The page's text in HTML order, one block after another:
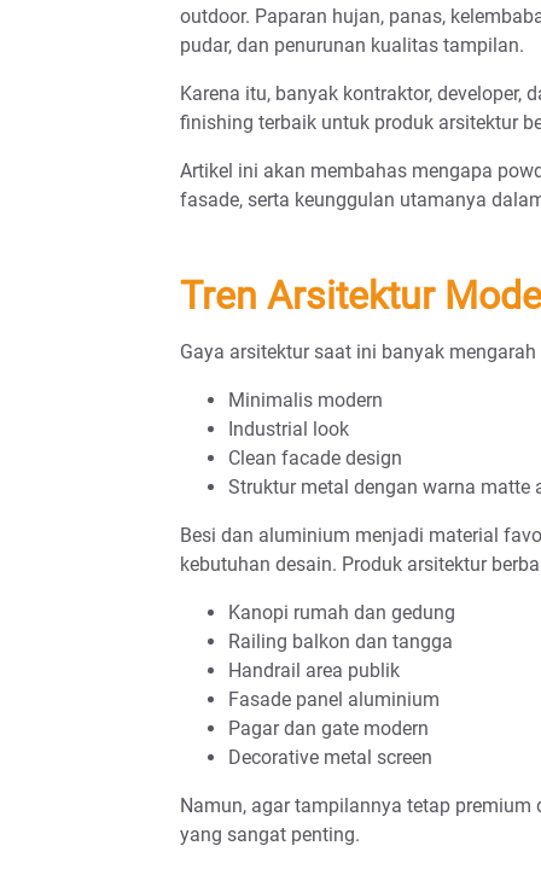
outdoor. Paparan hujan, panas,
pudar, dan penurunan kualitas tampilan.
Karena itu, banyak kontraktor,
finishing terbaik untuk produk arsitektur
Artikel ini akan membahas mengapa
fasade, serta keunggulan utamanya
Tren Arsitektur
Gaya arsitektur saat ini banyak
Minimalis modern
Industrial look
Clean facade design
Struktur metal dengan warna matte
Besi dan aluminium menjadi material
kebutuhan desain. Produk arsitektur
Kanopi rumah dan gedung
Railing balkon dan tangga
Handrail area publik
Fasade panel aluminium
Pagar dan gate modern
Decorative metal screen
Namun, agar tampilannya tetap
yang sangat penting.